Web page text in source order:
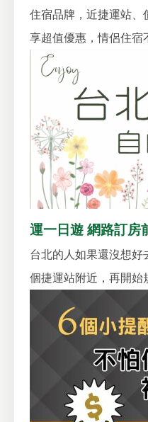
住宿品牌，近捷運站、
享超值優惠，情侶住宿
運一日遊 網路訂房
台北的人如果還沒想好
個捷運站附近，再開始